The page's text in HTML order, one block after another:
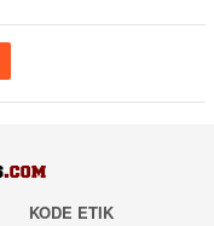
KODE ETIK